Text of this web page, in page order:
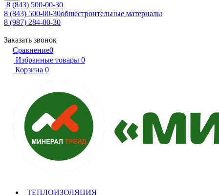
8 (843) 500-00-30
8 (843) 500-00-30общестроительные материалы
8 (987) 284-00-30
Заказать звонок
Сравнение0
Избранные товары 0
Корзина 0
ТЕПЛОИЗОЛЯЦИЯ